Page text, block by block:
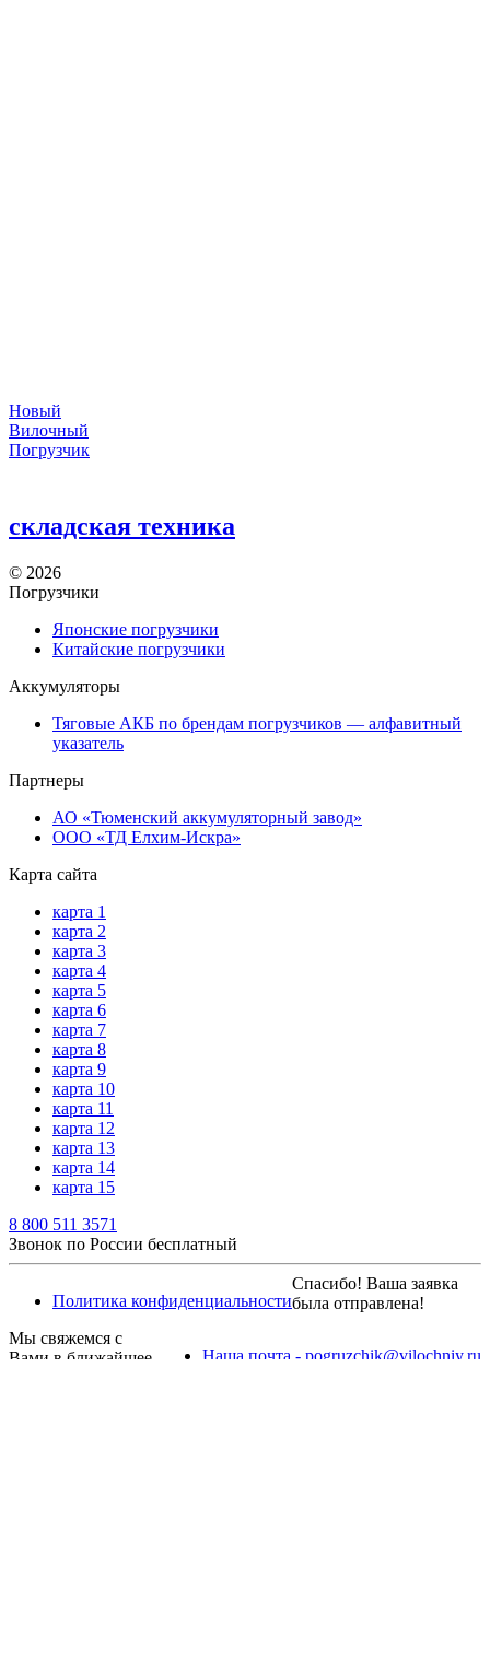
Новый
Вилочный
Погрузчик
складская техника
© 2026
Погрузчики
Японские погрузчики
Китайские погрузчики
Аккумуляторы
Тяговые АКБ по брендам погрузчиков — алфавитный
указатель
Партнеры
АО «Тюменский аккумуляторный завод»
ООО «ТД Елхим-Искра»
Карта сайта
карта 1
карта 2
карта 3
карта 4
карта 5
карта 6
карта 7
карта 8
карта 9
карта 10
карта 11
карта 12
карта 13
карта 14
карта 15
8 800 511 3571
Звонок по России бесплатный
Политика конфиденциальности
Наша почта - pogruzchik@vilochniy.ru
Спасибо! Ваша заявка
была отправлена!
Мы свяжемся с
Вами в ближайшее